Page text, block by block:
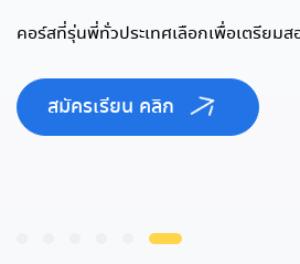
คอร์สที่รุ่นพี่ทั่วประเทศเลือกเพื่อเตรียมส
สมัครเรียน คลิก